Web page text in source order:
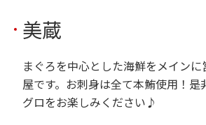
美蔵
まぐろを中心とした海鮮をメイン
屋です。お刺身は全て本鮪使用！是
グロをお楽しみください♪